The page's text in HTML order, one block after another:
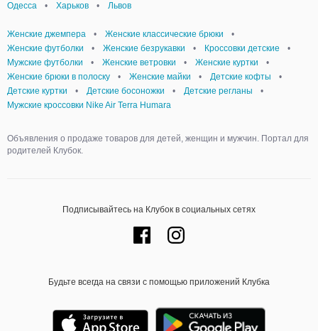
Одесса
• Харьков • Львов
Женские джемпера • Женские классические брюки
•
Женские футболки
• Женские безрукавки • Кроссовки детские
•
Мужские футболки
• Женские ветровки • Женские куртки
•
Женские брюки в полоску
• Женские майки • Детские кофты
•
Детские куртки
• Детские босоножки • Детские регланы
•
Мужские кроссовки Nike Air Terra Humara
Объявления о продаже товаров для детей, женщин и мужчин. Портал для
родителей Клубок.
Подписывайтесь на Клубок в социальных сетях
Будьте всегда на связи с помощью приложений Клубка